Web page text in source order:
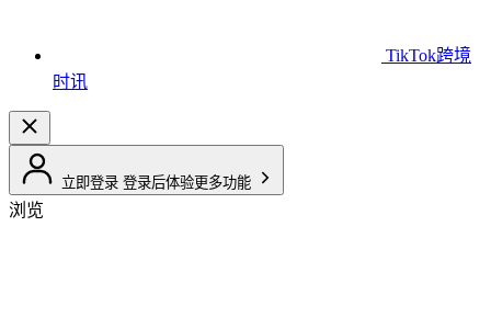
TikTok跨境
时讯
立即登录 登录后体验更多功能
浏览